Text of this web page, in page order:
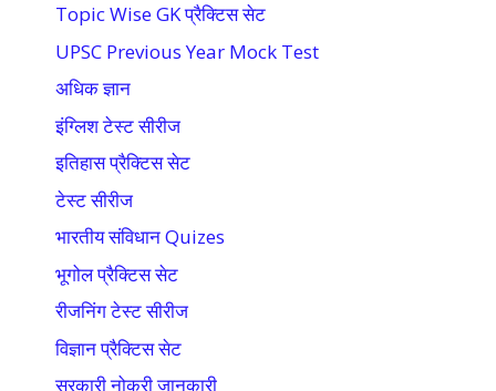
Topic Wise GK प्रैक्टिस सेट
UPSC Previous Year Mock Test
अधिक ज्ञान
इंग्लिश टेस्ट सीरीज
इतिहास प्रैक्टिस सेट
टेस्ट सीरीज
भारतीय संविधान Quizes
भूगोल प्रैक्टिस सेट
रीजनिंग टेस्ट सीरीज
विज्ञान प्रैक्टिस सेट
सरकारी नोकरी जानकारी